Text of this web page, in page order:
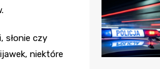
słonie czy
niektóre